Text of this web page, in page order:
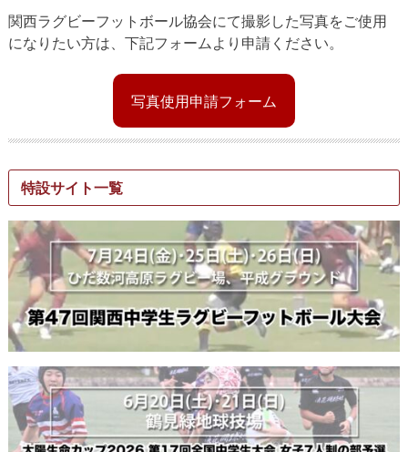
関西ラグビーフットボール協会にて撮影した写真をご使用
になりたい方は、下記フォームより申請ください。
写真使用申請フォーム
特設サイト一覧